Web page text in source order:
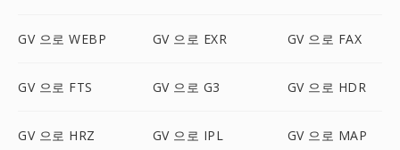
GV 으로 WEBP GV 으로 EXR GV 으로 FAX
GV 으로 FTS GV 으로 G3 GV 으로 HDR
GV 으로 HRZ GV 으로 IPL GV 으로 MAP